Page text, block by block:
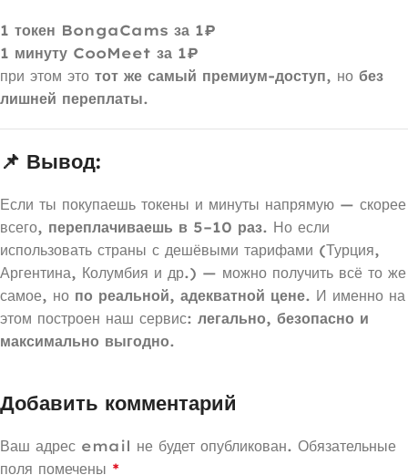
1 токен BongaCams за 1₽
1 минуту CooMeet за 1₽
при этом это тот же самый премиум-доступ, но без
лишней переплаты.
📌 Вывод:
Если ты покупаешь токены и минуты напрямую — скорее
всего, переплачиваешь в 5–10 раз. Но если
использовать страны с дешёвыми тарифами (Турция,
Аргентина, Колумбия и др.) — можно получить всё то же
самое, но по реальной, адекватной цене. И именно на
этом построен наш сервис: легально, безопасно и
максимально выгодно.
Добавить комментарий
Ваш адрес email не будет опубликован. Обязательные
поля помечены *